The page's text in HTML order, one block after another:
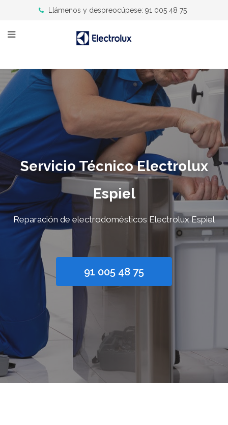
Llámenos y despreocúpese: 91 005 48 75
Servicio Técnico Electrolux
Espiel
Reparación de electrodomésticos Electrolux Espiel
91 005 48 75